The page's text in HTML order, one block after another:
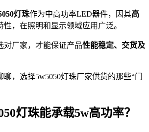
灯珠作为中高功率LED器件，因其高
性，在照明和显示领域应用广泛。
对厂家，才能保证产品性能稳定、交货及
，选择5w5050灯珠厂家供货的那些“门
灯珠能承载5w高功率？